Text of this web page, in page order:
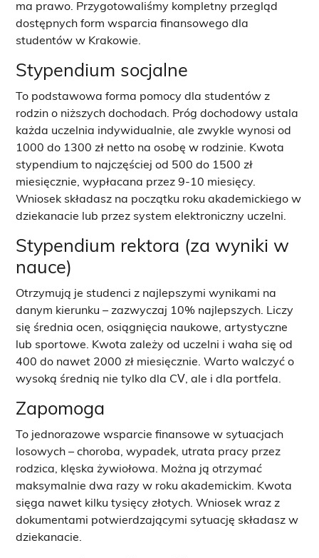
ma prawo. Przygotowaliśmy kompletny przegląd
dostępnych form wsparcia finansowego dla
studentów w Krakowie.
Stypendium socjalne
To podstawowa forma pomocy dla studentów z
rodzin o niższych dochodach. Próg dochodowy ustala
każda uczelnia indywidualnie, ale zwykle wynosi od
1000 do 1300 zł netto na osobę w rodzinie. Kwota
stypendium to najczęściej od 500 do 1500 zł
miesięcznie, wypłacana przez 9-10 miesięcy.
Wniosek składasz na początku roku akademickiego w
dziekanacie lub przez system elektroniczny uczelni.
Stypendium rektora (za wyniki w
nauce)
Otrzymują je studenci z najlepszymi wynikami na
danym kierunku – zazwyczaj 10% najlepszych. Liczy
się średnia ocen, osiągnięcia naukowe, artystyczne
lub sportowe. Kwota zależy od uczelni i waha się od
400 do nawet 2000 zł miesięcznie. Warto walczyć o
wysoką średnią nie tylko dla CV, ale i dla portfela.
Zapomoga
To jednorazowe wsparcie finansowe w sytuacjach
losowych – choroba, wypadek, utrata pracy przez
rodzica, klęska żywiołowa. Można ją otrzymać
maksymalnie dwa razy w roku akademickim. Kwota
sięga nawet kilku tysięcy złotych. Wniosek wraz z
dokumentami potwierdzającymi sytuację składasz w
dziekanacie.